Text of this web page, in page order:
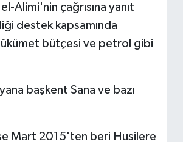
Alimi'nin çağrısına yanıt
destek kapsamında
hükümet bütçesi ve petrol gibi
başkent Sana ve bazı
Mart 2015'ten beri Husilere